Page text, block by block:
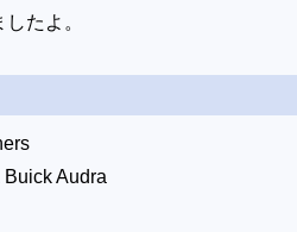
たよ。
Audra